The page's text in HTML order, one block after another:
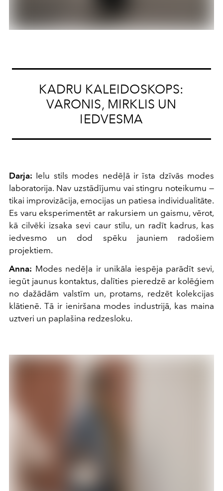
KADRU KALEIDOSKOPS:
VARONIS, MIRKLIS UN
IEDVESMA
Darja: Ielu stils modes nedēļā ir īsta dzīvās modes
laboratorija. Nav uzstādījumu vai stingru noteikumu —
tikai improvizācija, emocijas un patiesa individualitāte.
Es varu eksperimentēt ar rakursiem un gaismu, vērot,
kā cilvēki izsaka sevi caur stilu, un radīt kadrus, kas
iedvesmo un dod spēku jauniem radošiem
projektiem.
Anna: Modes nedēļa ir unikāla iespēja parādīt sevi,
iegūt jaunus kontaktus, dalīties pieredzē ar kolēģiem
no dažādām valstīm un, protams, redzēt kolekcijas
klātienē. Tā ir ieniršana modes industrijā, kas maina
uztveri un paplašina redzesloku.